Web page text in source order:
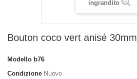
ingrandito
Bouton coco vert anisé 30mm
Modello b76
Condizione Nuovo